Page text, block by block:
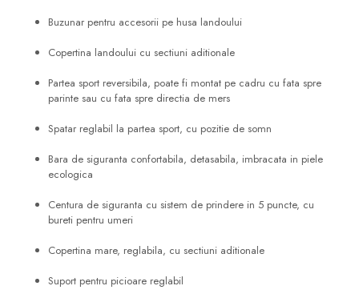
Buzunar pentru accesorii pe husa landoului
Copertina landoului cu sectiuni aditionale
Partea sport reversibila, poate fi montat pe cadru cu fata spre
parinte sau cu fata spre directia de mers
Spatar reglabil la partea sport, cu pozitie de somn
Bara de siguranta confortabila, detasabila, imbracata in piele
ecologica
Centura de siguranta cu sistem de prindere in 5 puncte, cu
bureti pentru umeri
Copertina mare, reglabila, cu sectiuni aditionale
Suport pentru picioare reglabil